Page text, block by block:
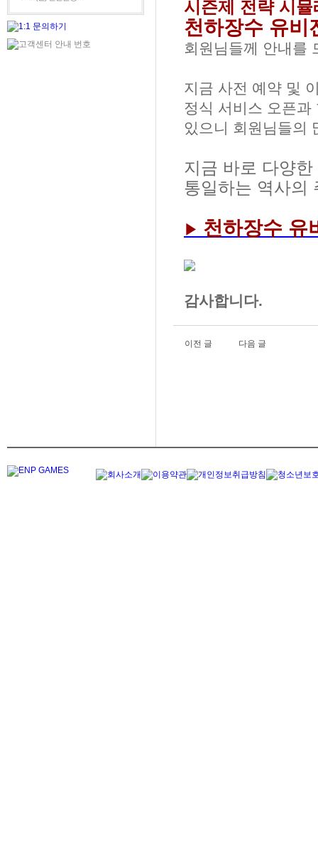
시즌제 전략 시
천하장수 유비
회원님들께 안내를
지금 사전 예약 및
정식 서비스 오픈
있으니 회원님들의
지금 바로 다양
통일하는 역사의
▶ 천하장수 유
감사합니다.
이전 글 다음 글